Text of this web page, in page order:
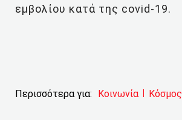
εμβολίου κατά της covid-19.
Περισσότερα για: Κοινωνία Κόσμος